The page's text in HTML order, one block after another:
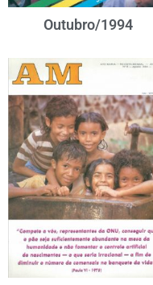
Outubro/1994